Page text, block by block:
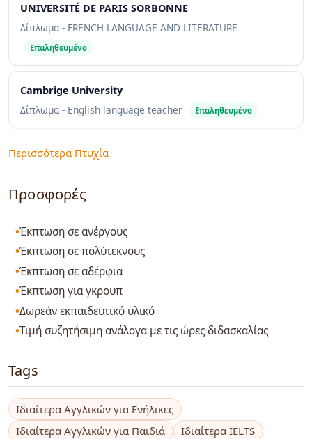
UNIVERSITÉ DE PARIS SORBONNE
Δίπλωμα - FRENCH LANGUAGE AND LITERATURE
Επαληθευμένο
Cambrige University
Δίπλωμα - English language teacher
Επαληθευμένο
Περισσότερα Πτυχία
Προσφορές
Έκπτωση σε ανέργους
Έκπτωση σε πολύτεκνους
Έκπτωση σε αδέρφια
Έκπτωση για γκρουπ
Δωρεάν εκπαιδευτικό υλικό
Τιμή συζητήσιμη ανάλογα με τις ώρες διδασκαλίας
Tags
Ιδιαίτερα Αγγλικών για Ενήλικες
Ιδιαίτερα Αγγλικών για Παιδιά
Ιδιαίτερα IELTS